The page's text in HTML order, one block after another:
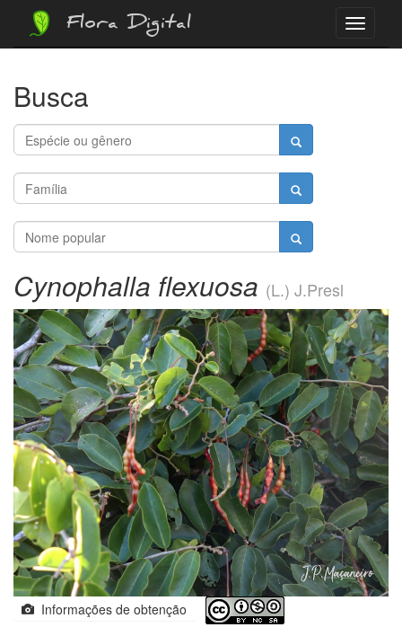
Menu
Flora Digital
Busca
Cynophalla flexuosa (L.) J.Presl
Informações de obtenção